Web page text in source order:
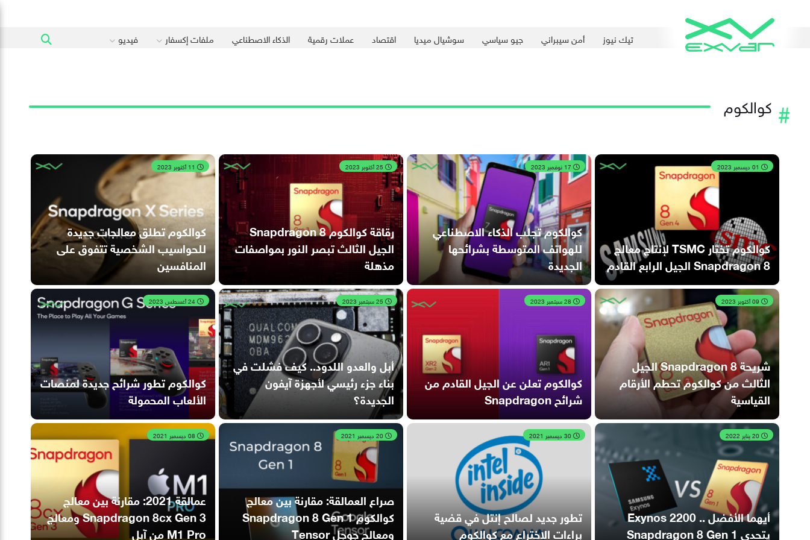
تيك نيوز أمن سيبراني جيو سياسي سوشيال ميديا اقتصاد عملات رقمية الذكاء الاصطناعي ملفات إكسفار فيديو
كوالكوم
كوالكوم تختار TSMC لإنتاج معالج
Snapdragon 8 الجيل الرابع القادم
كوالكوم تجلب الذكاء الاصطناعي
للهواتف المتوسطة بشرائحها
الجديدة
رقاقة كوالكوم Snapdragon 8
الجيل الثالث تبصر النور بمواصفات
مذهلة
كوالكوم تطلق معالجات جديدة
للحواسيب الشخصية تتفوق على
المنافسين
شريحة Snapdragon 8 الجيل
الثالث من كوالكوم تحطم الأرقام
القياسية
كوالكوم تعلن عن الجيل القادم من
شرائح Snapdragon
أبل والعدو اللدود.. كيف فشلت في
بناء جزء رئيسي لأجهزة آيفون
الجديدة؟
كوالكوم تطور شرائح جديدة لمنصات
الألعاب المحمولة
أيهما الأفضل .. Exynos 2200
يتحدى Snapdragon 8 Gen 1
تطور جديد لصالح إنتل في قضية
براءات الاختراع مع كوالكوم
صراع العمالقة: مقارنة بين معالج
كوالكوم Snapdragon 8 Gen 1
ومعالج جوجل Tensor
عمالقة 2021: مقارنة بين معالج
Snapdragon 8cx Gen 3 ومعالج
M1 Pro من آبل